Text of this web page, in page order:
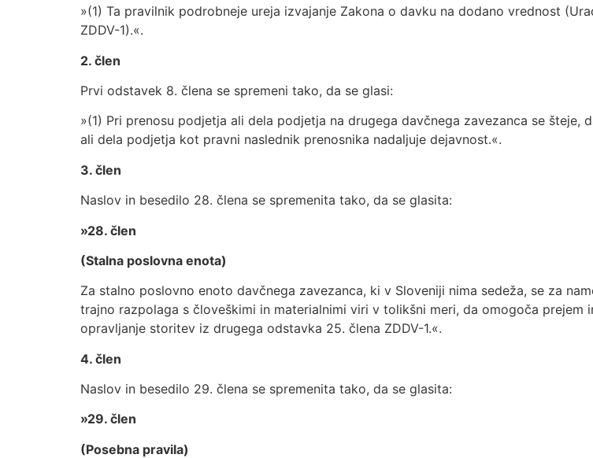
»(1) Ta pravilnik podrobneje ureja izvajanje Zakona o davku na dodano vrednost
ZDDV-1).«.
2. člen
Prvi odstavek 8. člena se spremeni tako, da se glasi:
»(1) Pri prenosu podjetja ali dela podjetja na drugega davčnega zavezanca se
ali dela podjetja kot pravni naslednik prenosnika nadaljuje dejavnost.«.
3. člen
Naslov in besedilo 28. člena se spremenita tako, da se glasita:
»28. člen
(Stalna poslovna enota)
Za stalno poslovno enoto davčnega zavezanca, ki v Sloveniji nima sedeža, se za
trajno razpolaga s človeškimi in materialnimi viri v tolikšni meri, da omogoča
opravljanje storitev iz drugega odstavka 25. člena ZDDV-1.«.
4. člen
Naslov in besedilo 29. člena se spremenita tako, da se glasita:
»29. člen
(Posebna pravila)